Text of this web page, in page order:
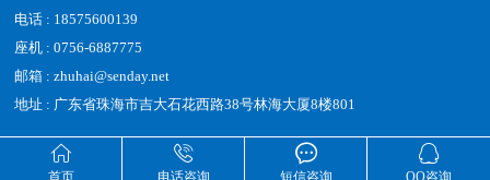

首页

电话咨询

短信咨询

QQ咨询
电话 : 18575600139
座机 : 0756-6887775
邮箱 : zhuhai@senday.net
地址 : 广东省珠海市吉大石花西路38号林海大厦8楼801